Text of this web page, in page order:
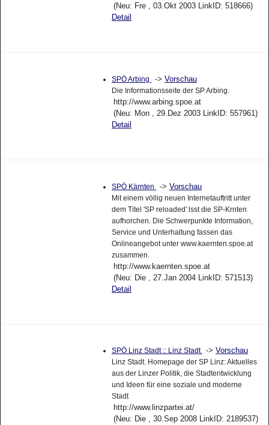
(Neu: Fre , 03.Okt 2003 LinkID: 518666)
Detail
SPÖ Arbing -> Vorschau
Die Informationsseite der SP Arbing.
http://www.arbing.spoe.at
(Neu: Mon , 29.Dez 2003 LinkID: 557961)
Detail
SPÖ Kärnten -> Vorschau
Mit einem völlig neuen Internetauftritt unter
dem Titel 'SP reloaded' lsst die SP-Krnten
aufhorchen. Die Schwerpunkte Information,
Service und Unterhaltung fassen das
Onlineangebot unter www.kaernten.spoe.at
zusammen.
http://www.kaernten.spoe.at
(Neu: Die , 27.Jan 2004 LinkID: 571513)
Detail
SPÖ Linz Stadt :: Linz Stadt -> Vorschau
Linz Stadt. Homepage der SP Linz: Aktuelles
aus der Linzer Politik, die Stadtentwicklung
und Ideen für eine soziale und moderne
Stadt
http://www.linzpartei.at/
(Neu: Die , 30.Sep 2008 LinkID: 2189537)